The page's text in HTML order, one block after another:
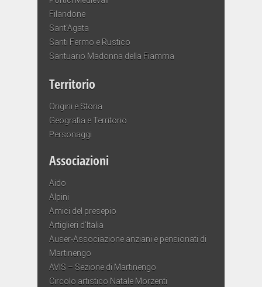
Filandone
Sant’Agata
Santi Fermo e Rustico
Santuario Madonna della Fiamma
Territorio
Origini e Storia
Geografia e Territorio
Personaggi
Associazioni
Aido
Alpini
Amici del presepio
Artiglieri d’Italia
Auser-Associazione anziani e pensionati di
Martinengo
AVIS – Sezione di Martinengo
Circolo artistico Natale Morzenti